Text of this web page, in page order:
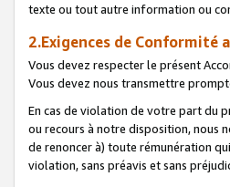
texte ou tout autre information ou
2.Exigences de Conformité
Vous devez respecter le présent
Vous devez nous transmettre
En cas de violation de votre part du
ou recours à notre disposition, nous
de renoncer à) toute rémunération
violation, sans préavis et sans